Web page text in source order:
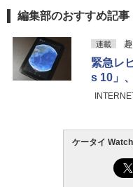
編集部のおすすめ記事
連載
緊急レ
s 10」
ケータイ